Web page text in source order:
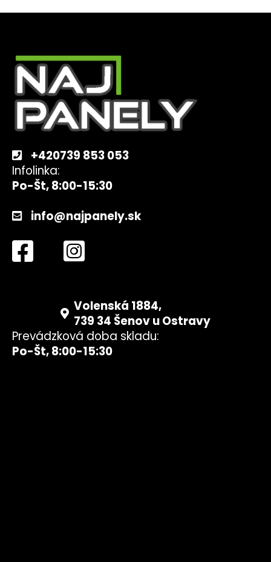
+420739 853 053
Infolinka:
Po-Št, 8:00-15:30
info@najpanely.sk
Volenská 1884,
739 34 Šenov u Ostravy
Prevádzková doba skladu:
Po-Št, 8:00-15:30